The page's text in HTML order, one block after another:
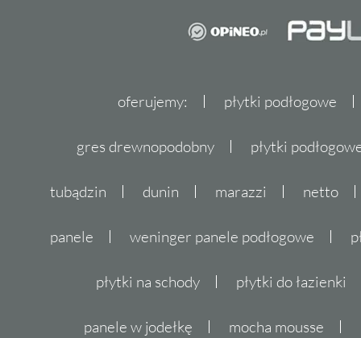
oferujemy: płytki podłogowe
gres drewnopodobny płytki
tubądzin dunin marazzi netto
panele weninger panele podłogowe
płytki na schody płytki do łazienki
panele w jodełkę mocha mousse